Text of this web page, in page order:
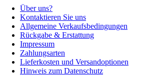
Über uns?
Kontaktieren Sie uns
Allgemeine Verkaufsbedingungen
Rückgabe & Erstattung
Impressum
Zahlungsarten
Lieferkosten und Versandoptionen
Hinweis zum Datenschutz